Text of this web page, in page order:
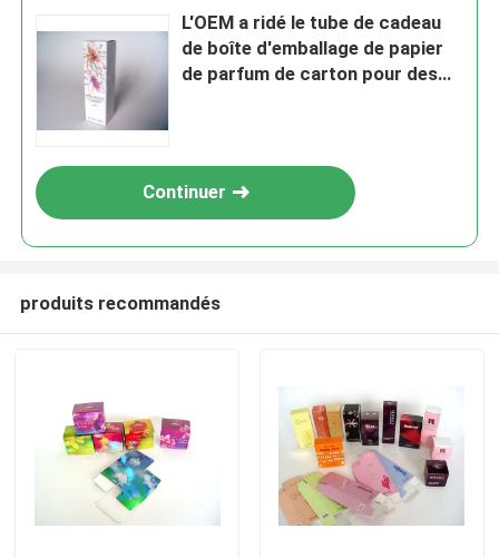
L'OEM a ridé le tube de cadeau
de boîte d'emballage de papier
de parfum de carton pour des
Continuer
produits recommandés